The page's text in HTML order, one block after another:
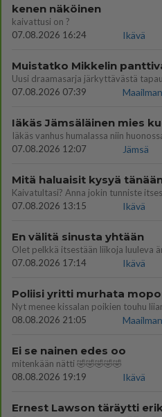
kenen näköinen
kaivattusi on ?
07.08.2026 16:24
Ikävä
Muistatko Mikkelin
07.08.2026 07:39
07.08.2026 12:07
Jämsä
Mitä haluaisit kysyä
Kaivatultasi? Anna jokin tunniste
07.08.2026 13:15
Ikävä
En välitä sinusta yhtään
07.08.2026 17:14
Ikävä
Poliisi yritti murhata
08.08.2026 21:05
Ei se nainen edes oo
mitenkään nätti 🤣🤣🤣🤣🤣
08.08.2026 19:19
Ikävä